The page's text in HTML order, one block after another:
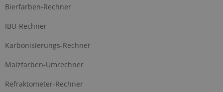
Bierfarben-Rechner
IBU-Rechner
Karbonisierungs-Rechner
Malzfarben-Umrechner
Refraktometer-Rechner